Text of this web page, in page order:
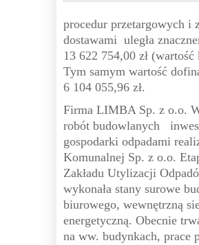
procedur przetargowych i
dostawami uległa
13 622 754,00 zł
Tym samym wartość
6 104 055,96 zł.
Firma LIMBA Sp. z o.o.
robót budowlanych
gospodarki odpadami
Komunalnej Sp. z o.o.
Zakładu Utylizacji
wykonała stany surowe
biurowego, wewnętrzną
energetyczną. Obecnie
na ww. budynkach, prace